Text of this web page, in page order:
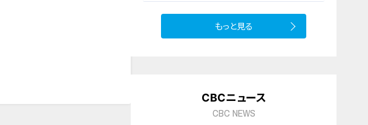
もっと見る
CBCニュース
CBC NEWS